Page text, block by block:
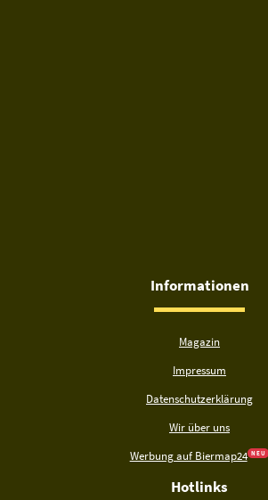
Informationen
Magazin
Impressum
Datenschutzerklärung
Wir über uns
Werbung auf Biermap24 N E U
Hotlinks